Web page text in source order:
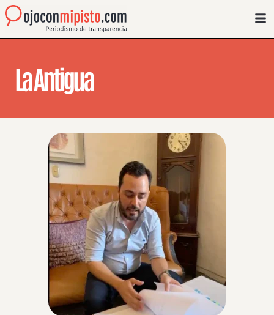
La Antigua